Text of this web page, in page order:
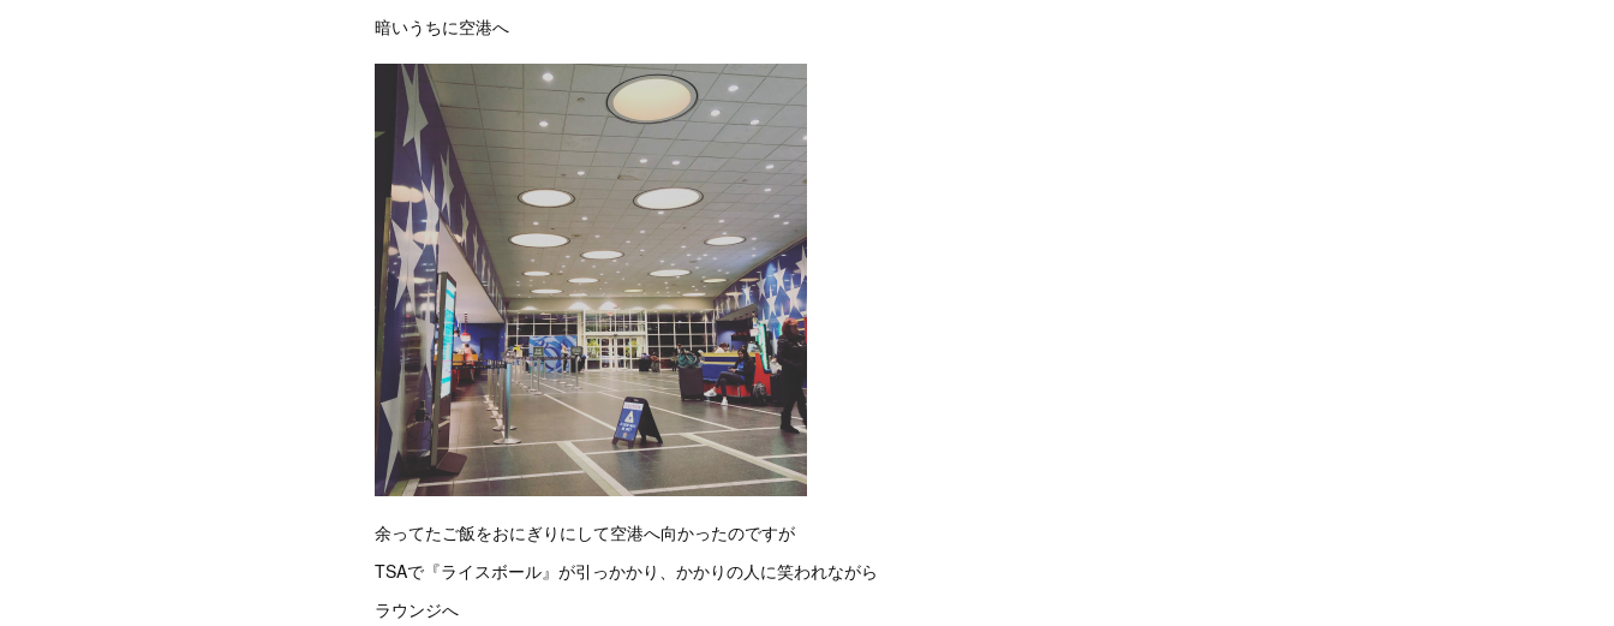
暗いうちに空港へ
余ってたご飯をおにぎりにして空港へ向かったのですが
TSAで『ライスボール』が引っかかり、かかりの人に笑われながら
ラウンジへ